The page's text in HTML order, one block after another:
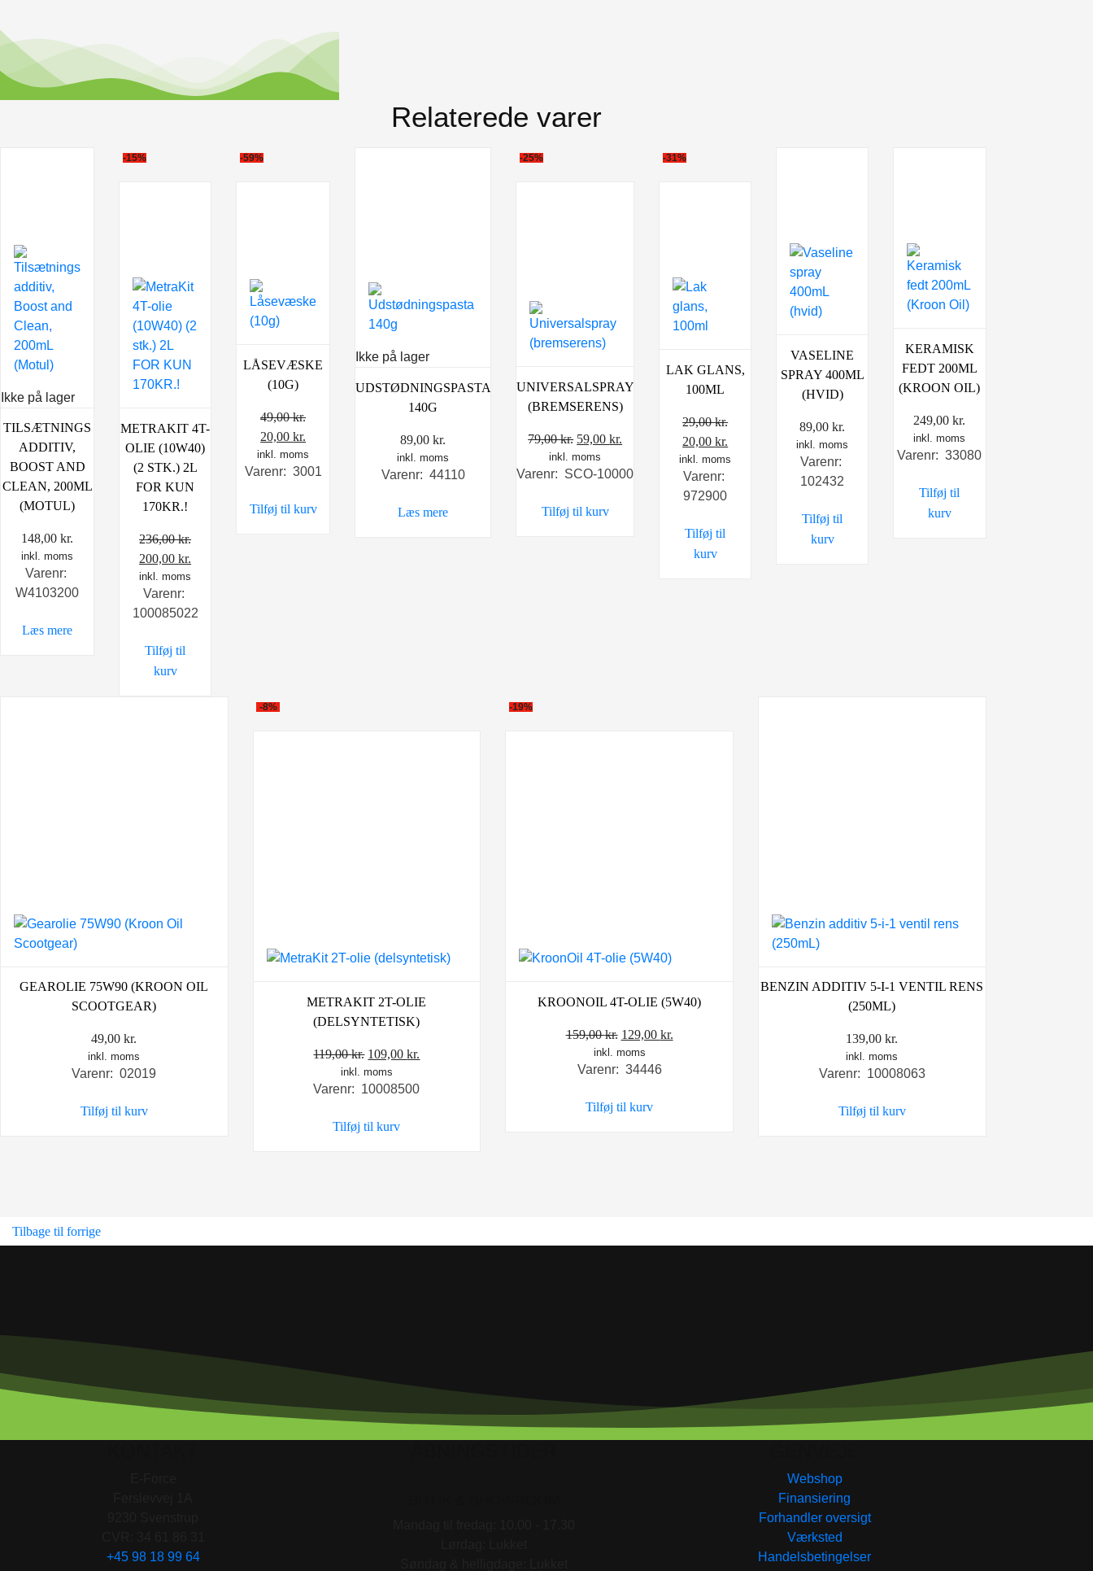
Relaterede varer
Ikke på lager
TILSÆTNINGS
ADDITIV,
BOOST AND
CLEAN, 200ML
(MOTUL)
148,00 kr.
inkl. moms
Varenr:
W4103200
Læs mere
-15%
METRAKIT 4T-
OLIE (10W40)
(2 STK.) 2L
FOR KUN
170KR.!
236,00kr.
Den
oprindelige
pris
var:
200,00kr.
er:
inkl. moms
Varenr:
100085022
Tilføj til
kurv
-59%
LÅSEVÆSKE
(10G)
49,00kr.
Den
oprindelige
pris
49,00 kr..
20,00kr.
aktuelle
pris
20,00 kr..
inkl. moms
Varenr: 3001
Tilføj til kurv
Ikke på lager
UDSTØDNINGSPASTA
140G
89,00kr.
inkl. moms
Varenr: 44110
Læs mere
-25%
UNIVERSALSPRAY
(BREMSERENS)
79,00kr. Den
oprindelige
pris
79,00 kr..
59,00kr.
pris
inkl. moms
Varenr: SCO-10000
Tilføj til kurv
-31%
LAK GLANS,
100ML
29,00kr.
Den
oprindelige
pris
var:
20,00kr.
aktuelle
inkl. moms
Varenr:
972900
Tilføj til
kurv
VASELINE
SPRAY 400ML
(HVID)
89,00kr.
inkl. moms
Varenr:
102432
Tilføj til
kurv
KERAMISK
FEDT 200ML
(KROON OIL)
249,00kr.
inkl. moms
Varenr: 33080
Tilføj til
kurv
GEAROLIE 75W90 (KROON OIL
SCOOTGEAR)
49,00kr.
inkl. moms
Varenr: 02019
Tilføj til kurv
-8%
METRAKIT 2T-OLIE
(DELSYNTETISK)
119,00kr. Den
oprindelige
pris
119,00 kr..
109,00kr.
pris
inkl. moms
Varenr: 10008500
Tilføj til kurv
-19%
KROONOIL 4T-OLIE (5W40)
159,00kr. Den
oprindelige
pris
159,00 kr..
129,00 kr.
inkl. moms
Varenr: 34446
Tilføj til kurv
BENZIN ADDITIV 5-I-1 VENTIL RENS
(250ML)
139,00kr.
inkl. moms
Varenr: 10008063
Tilføj til kurv
Tilbage til forrige
+45 98 18 99 64
Webshop
Finansiering
Forhandler oversigt
Værksted
Handelsbetingelser